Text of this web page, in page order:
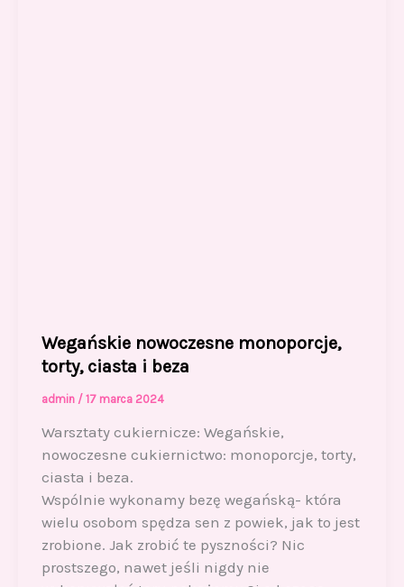
Wegańskie nowoczesne monoporcje,
torty, ciasta i beza
admin / 17 marca 2024
Warsztaty cukiernicze: Wegańskie,
nowoczesne cukiernictwo: monoporcje, torty,
ciasta i beza.
Wspólnie wykonamy bezę wegańską- która
wielu osobom spędza sen z powiek, jak to jest
zrobione. Jak zrobić te pyszności? Nic
prostszego, nawet jeśli nigdy nie